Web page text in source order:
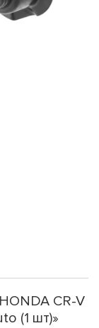
CR-V
(1 шт)»